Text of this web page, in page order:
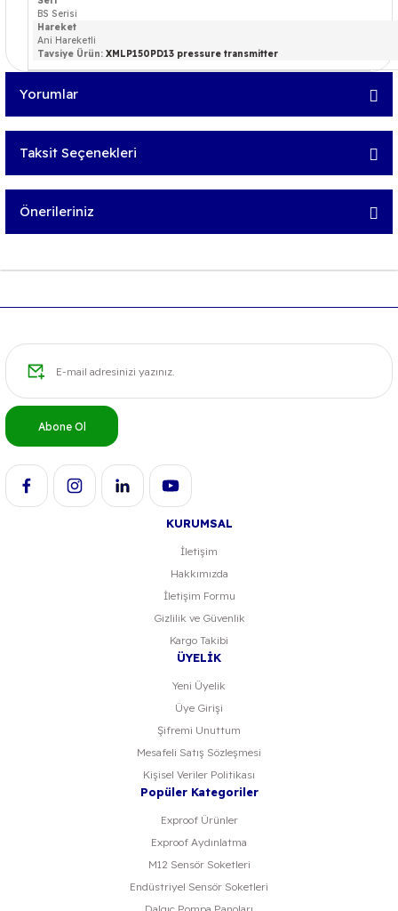
BS Serisi
Hareket
Ani Hareketli
Tavsiye Ürün: XMLP150PD13 pressure transmitter
Yorumlar
Bu ürüne ilk yorumu siz yapın!
Taksit Seçenekleri
Önerileriniz
Ürün bilgilerinde hatalar bulunuyor.
Ürün fiyatı diğer sitelerden daha pahalı.
Gönder
Abone Ol
KURUMSAL
İletişim
Hakkımızda
İletişim Formu
Gizlilik ve Güvenlik
Kargo Takibi
ÜYELİK
Yeni Üyelik
Üye Girişi
Şifremi Unuttum
Mesafeli Satış Sözleşmesi
Kişisel Veriler Politikası
Popüler Kategoriler
Exproof Ürünler
Exproof Aydınlatma
M12 Sensör Soketleri
Endüstriyel Sensör Soketleri